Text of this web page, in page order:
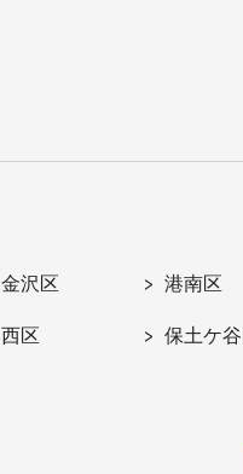
金沢区 港南区
西区 保土ケ